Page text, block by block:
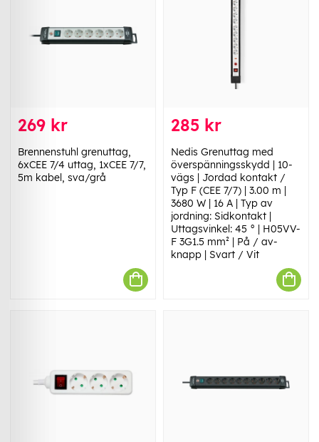
269 kr
Brennenstuhl grenuttag,
6xCEE 7/4 uttag, 1xCEE 7/7,
5m kabel, sva/grå
285 kr
Nedis Grenuttag med
överspänningsskydd | 10-
vägs | Jordad kontakt /
Typ F (CEE 7/7) | 3.00 m |
3680 W | 16 A | Typ av
jordning: Sidkontakt |
Uttagsvinkel: 45 ° | H05VV-
F 3G1.5 mm² | På / av-
knapp | Svart / Vit